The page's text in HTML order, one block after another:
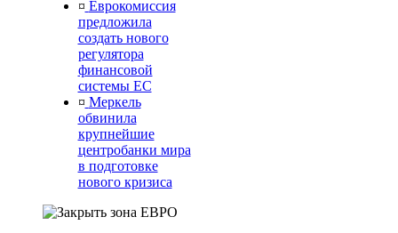
¤ Еврокомиссия
предложила
создать нового
регулятора
финансовой
системы ЕС
¤ Меркель
обвинила
крупнейшие
центробанки мира
в подготовке
нового кризиса
зона ЕВРО